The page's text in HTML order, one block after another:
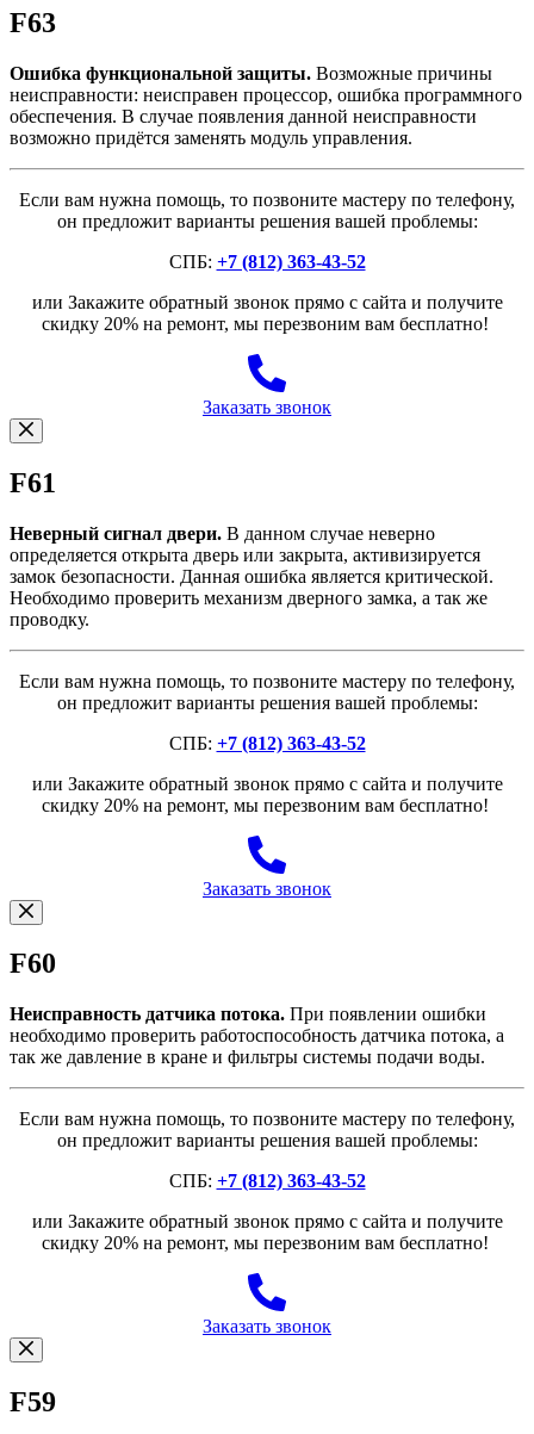
F63
Ошибка функциональной защиты. Возможные причины
неисправности: неисправен процессор, ошибка программного
обеспечения. В случае появления данной неисправности
возможно придётся заменять модуль управления.
Если вам нужна помощь, то позвоните мастеру по телефону,
он предложит варианты решения вашей проблемы:
СПБ: +7 (812) 363-43-52
или Закажите обратный звонок прямо с сайта и получите
скидку 20% на ремонт, мы перезвоним вам бесплатно!
Заказать звонок
F61
Неверный сигнал двери. В данном случае неверно
определяется открыта дверь или закрыта, активизируется
замок безопасности. Данная ошибка является критической.
Необходимо проверить механизм дверного замка, а так же
проводку.
Если вам нужна помощь, то позвоните мастеру по телефону,
он предложит варианты решения вашей проблемы:
СПБ: +7 (812) 363-43-52
или Закажите обратный звонок прямо с сайта и получите
скидку 20% на ремонт, мы перезвоним вам бесплатно!
Заказать звонок
F60
Неисправность датчика потока. При появлении ошибки
необходимо проверить работоспособность датчика потока, а
так же давление в кране и фильтры системы подачи воды.
Если вам нужна помощь, то позвоните мастеру по телефону,
он предложит варианты решения вашей проблемы:
СПБ: +7 (812) 363-43-52
или Закажите обратный звонок прямо с сайта и получите
скидку 20% на ремонт, мы перезвоним вам бесплатно!
Заказать звонок
F59